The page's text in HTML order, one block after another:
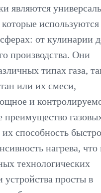
являются
используются
от кулинарии
производства. Они
типах газа,
или их смеси,
и
преимущество
способность быстро
нагрева, что
технологических
устройства просты в